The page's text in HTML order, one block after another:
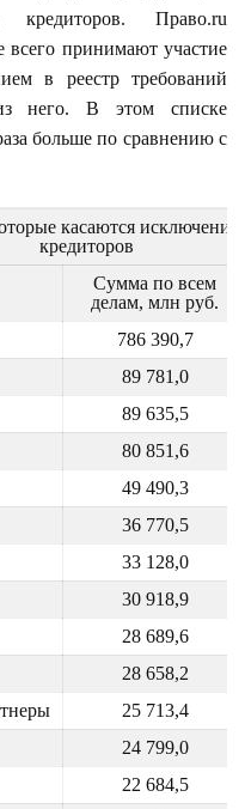
кредиторов. Право.ru
всего принимают участие
в реестр требований
него. В этом списке
больше по сравнению с
касаются исключения
кредиторов
Сумма по всем
делам, млн руб.
786 390,7
89 781,0
89 635,5
80 851,6
49 490,3
36 770,5
33 128,0
30 918,9
28 689,6
28 658,2
25 713,4
24 799,0
22 684,5